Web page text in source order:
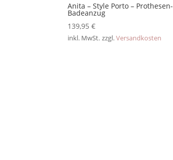
Anita – Style Porto – Prothesen-
Badeanzug
139,95€
inkl. MwSt. zzgl.Versandkosten